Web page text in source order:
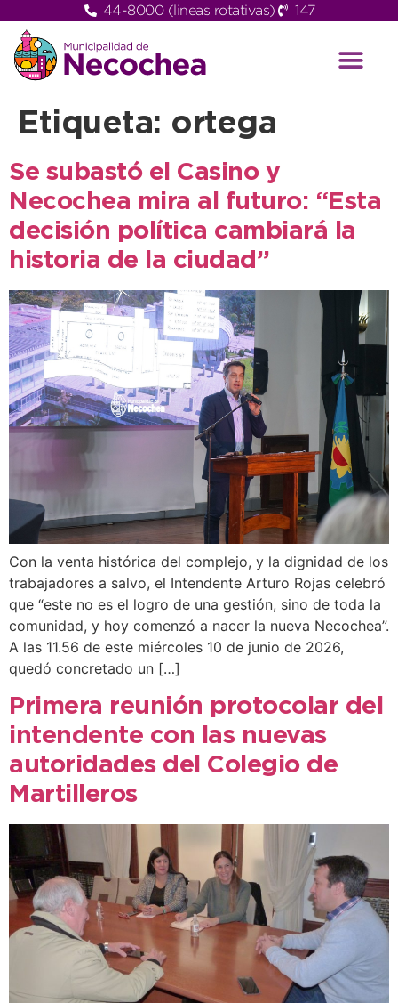
44-8000 (lineas rotativas) 147
Etiqueta: ortega
Se subastó el Casino y
Necochea mira al futuro: “Esta
decisión política cambiará la
historia de la ciudad”
Con la venta histórica del complejo, y la dignidad de los
trabajadores a salvo, el Intendente Arturo Rojas celebró
que “este no es el logro de una gestión, sino de toda la
comunidad, y hoy comenzó a nacer la nueva Necochea”.
A las 11.56 de este miércoles 10 de junio de 2026,
quedó concretado un […]
Primera reunión protocolar del
intendente con las nuevas
autoridades del Colegio de
Martilleros